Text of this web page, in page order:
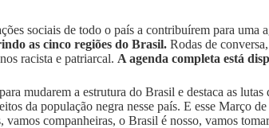
sociais de todo o país a contribuírem para uma
as cinco regiões do Brasil. Rodas de
racista e patriarcal. A agenda completa está
mudarem a estrutura do Brasil e destaca as lutas
da população negra nesse país. E esse Março
companheiras, o Brasil é nosso, vamos